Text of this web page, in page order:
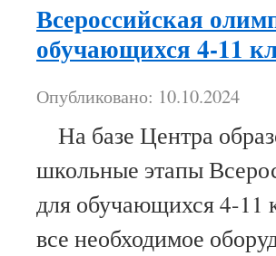
Всероссийская
обучающихся 4-11
Опубликовано: 10.10.2024
На базе Центра
школьные этапы
для обучающихся 4-11
все необходимое